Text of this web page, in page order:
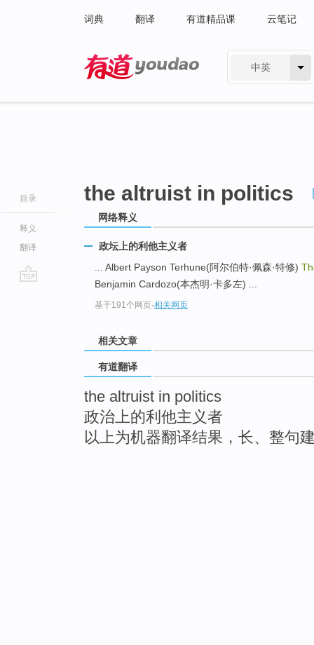
词典 翻译 有道精品课 云笔记
中英
目录
释义
翻译
the altruist in politics
网络释义
政坛上的利他主义者
... Albert Payson Terhune(阿尔伯特·佩森·特修)
Benjamin Cardozo(本杰明·卡多左) ...
基于191个网页-相关网页
相关文章
有道翻译
the altruist in politics
政治上的利他主义者
以上为机器翻译结果，长、整句